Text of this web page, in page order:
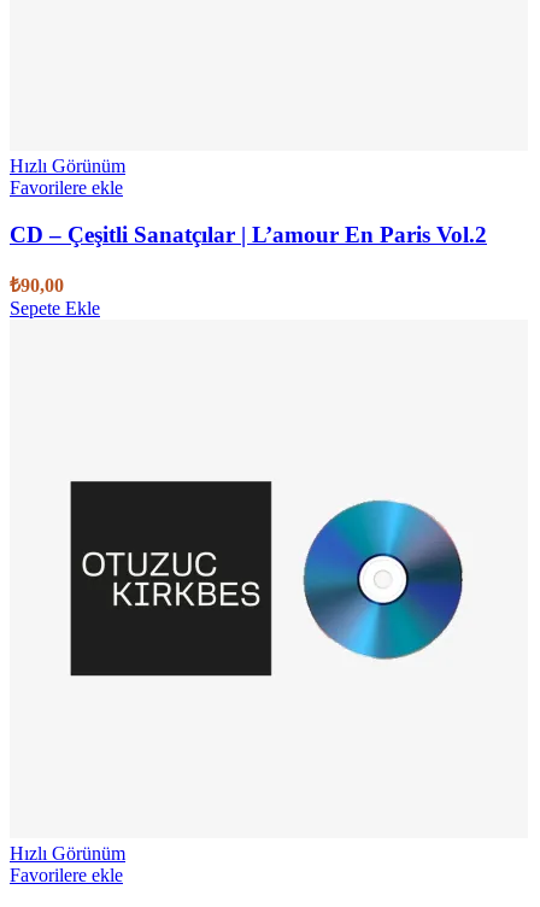
Hızlı Görünüm
Favorilere ekle
CD – Çeşitli Sanatçılar | L’amour En Paris Vol.2
₺90,00
Sepete Ekle
Hızlı Görünüm
Favorilere ekle